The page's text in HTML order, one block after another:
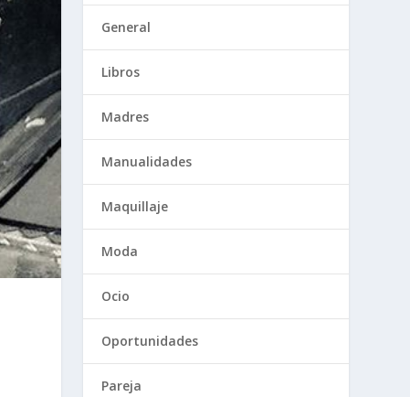
General
Libros
Madres
Manualidades
Maquillaje
Moda
Ocio
Oportunidades
Pareja